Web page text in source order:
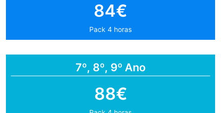
84€
Pack 4 horas
7º, 8º, 9º Ano
88€